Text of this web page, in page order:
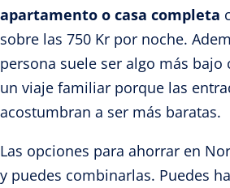
apartamento o casa completa
sobre las 750 Kr por noche.
persona suele ser algo más bajo
un viaje familiar porque las
acostumbran a ser más baratas.
Las opciones para ahorrar en
y puedes combinarlas. Puedes